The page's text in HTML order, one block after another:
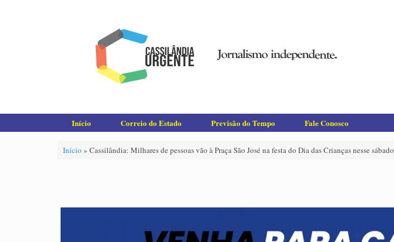
Início Correio do Estado Previsão do Tempo Fale Conosco
Início » Cassilândia: Milhares de pessoas vão à Praça São José na festa do Dia das Crianças nesse sábado